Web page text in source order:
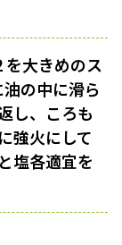
大きめのス
の中に滑ら
し、ころも
強火にして
塩各適宜を